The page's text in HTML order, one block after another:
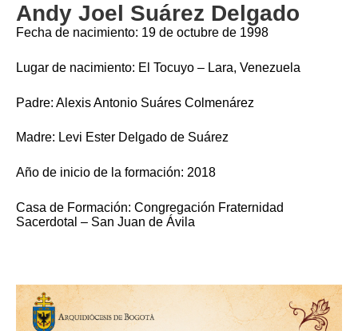
Andy Joel Suárez Delgado
Fecha de nacimiento: 19 de octubre de 1998
Lugar de nacimiento: El Tocuyo – Lara, Venezuela
Padre: Alexis Antonio Suáres Colmenárez
Madre: Levi Ester Delgado de Suárez
Año de inicio de la formación: 2018
Casa de Formación: Congregación Fraternidad
Sacerdotal – San Juan de Ávila
Imagen